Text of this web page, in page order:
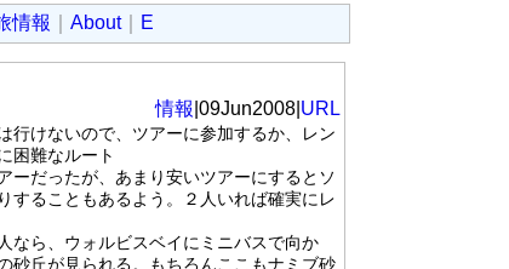
情報 About｜ E
情報 |09Jun2008| URL
けないので、ツアーに参加するか、レン
困難なルート
だったが、あまり安いツアーにするとソ
することもあるよう。２人いれば確実にレ
ら、ウォルビスベイにミニバスで向か
砂丘が見られる。もちろんここもナミブ砂